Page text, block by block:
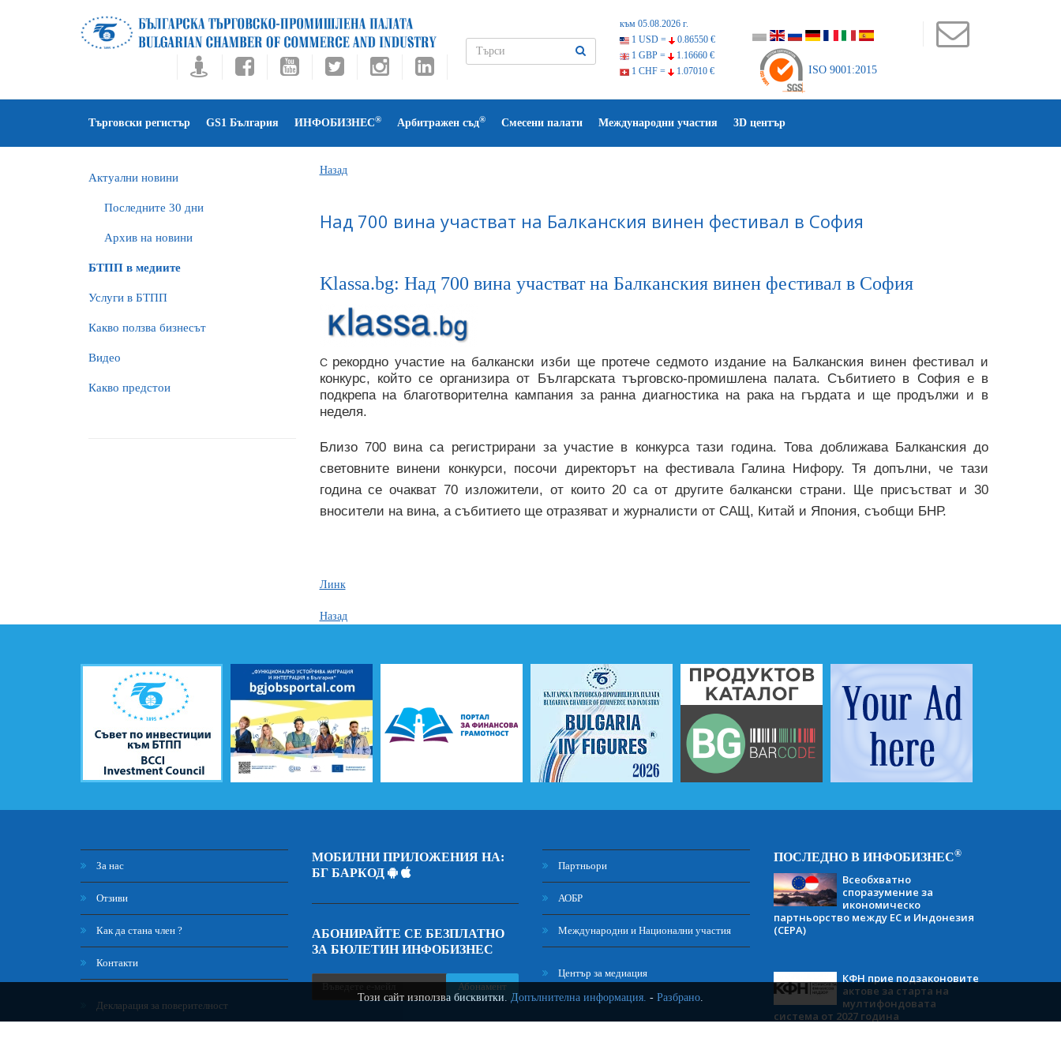
Този сайт използва бисквитки. Допълнителна информация. - Разбрано.
към 05.08.2026 г.
1 USD =
0.86550 €
1 GBP =
1.16660 €
1 CHF =
1.07010 € ISO 9001:2015
Търговски регистър GS1 България ИНФОБИЗНЕС® Арбитражен съд® Смесени палати Международни участия 3D център
Актуални новини
Последните 30 дни
Архив на новини
БTПП в медиите
Услуги в БТПП
Какво ползва бизнесът
Видео
Какво предстои
Назад
Над 700 вина участват на Балканския винен фестивал в София
Klassa.bg: Над 700 вина участват на Балканския винен фестивал в София
С рекордно участие на балкански изби ще протече седмото издание на Балканския винен фестивал и
конкурс, който се организира от Българската търговско-промишлена палата. Събитието в София е в
подкрепа на благотворителна кампания за ранна диагностика на рака на гърдата и ще продължи и в
неделя.
Близо 700 вина са регистрирани за участие в конкурса тази година. Това доближава Балканския до
световните винени конкурси, посочи директорът на фестивала Галина Нифору. Тя допълни, че тази
година се очакват 70 изложители, от които 20 са от другите балкански страни. Ще присъстват и 30
вносители на вина, а събитието ще отразяват и журналисти от САЩ, Китай и Япония, съобщи БНР.
Линк
Назад
За нас
Отзиви
Как да стана член ?
Контакти
Декларация за поверителност
МОБИЛНИ ПРИЛОЖЕНИЯ НА:
БГ БАРКОД
АБОНИРАЙТЕ СЕ БЕЗПЛАТНО
ЗА БЮЛЕТИН ИНФОБИЗНЕС
Абонамент
Партньори
АОБР
Международни и Национални участия
Център за медиация
ПОСЛЕДНО В ИНФОБИЗНЕС®
Всеобхватно
споразумение за
икономическо
партньорство между ЕС и Индонезия
(CEPA)
КФН прие подзаконовите
актове за старта на
мултифондовата
система от 2027 година